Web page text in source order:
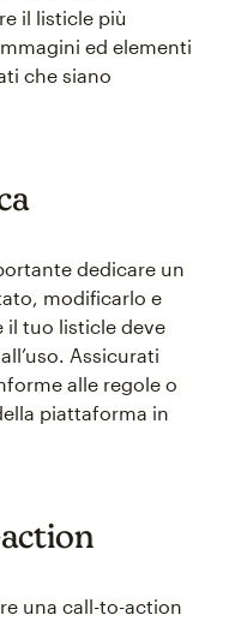
il listicle più
ed elementi
che siano
dedicare un
modificarlo e
il tuo listicle deve
Assicurati
alle regole o
piattaforma in
una call-to-action